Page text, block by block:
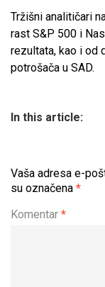
Tržišni analitičari
rast S&P 500 i
rezultata, kao i od
potrošača u SAD.
In this article:
Vaša adresa e-
su označena *
Komentar *